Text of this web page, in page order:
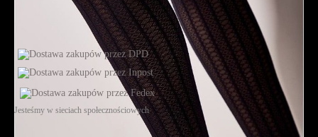
Jesteśmy w sieciach społecznościowych